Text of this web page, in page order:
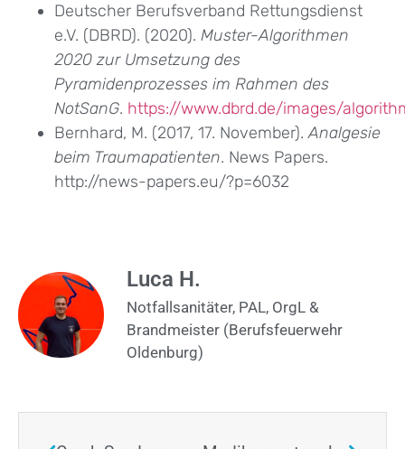
Deutscher Berufsverband Rettungsdienst
e.V. (DBRD). (2020). Muster-Algorithmen
2020 zur Umsetzung des
Pyramidenprozesses im Rahmen des
NotSanG. https://www.dbrd.de/images/
Bernhard, M. (2017, 17. November).Analgesie
beim Traumapatienten. News Papers.
http://news-papers.eu/?p=6032
Luca H.
Notfallsanitäter, PAL, OrgL &
Brandmeister (Berufsfeuerwehr
Oldenburg)